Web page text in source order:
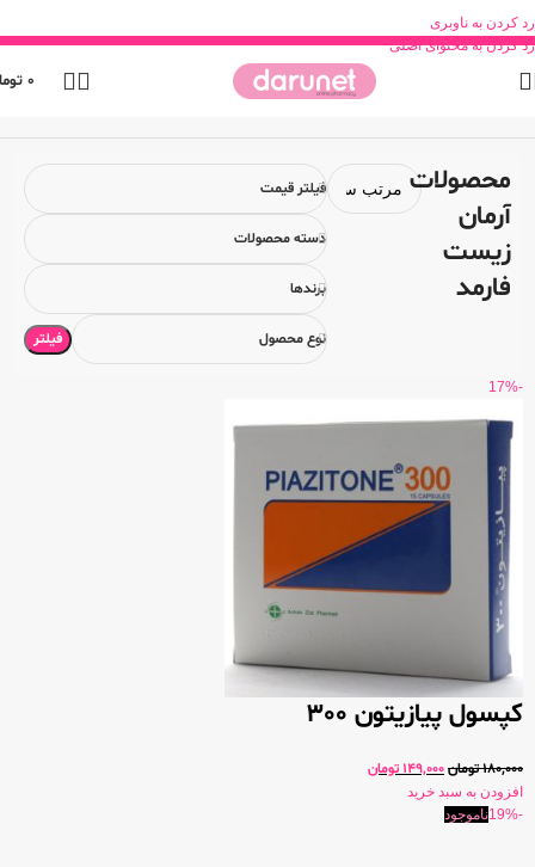
رد کردن به ناوبری
رد کردن به محتوای اصلی
0
خانه محصولات آرمان زیست فارمد
محصولات
آرمان
زیست
فارمد
فیلتر قیمت
دسته محصولات
برندها
نوع محصول فیلتر
-17%
کپسول پیازیتون 300
180,000تومان149,000 تومان
افزودن به سبد خرید
-19%
ناموجود